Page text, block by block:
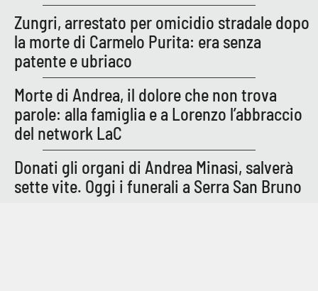
EDIZIONI
LOCALI
Catanzaro
Crotone
Vibo Valentia
Reggio Calabria
Zungri, arrestato per omicidio stradale dopo
la morte di Carmelo Purita: era senza
patente e ubriaco
Morte di Andrea, il dolore che non trova
parole: alla famiglia e a Lorenzo l’abbraccio
del network LaC
Donati gli organi di Andrea Minasi, salverà
sette vite. Oggi i funerali a Serra San Bruno